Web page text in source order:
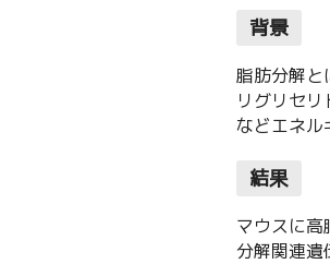
背景
脂肪分解と
リグリセ
などエネル
結果
マウスに
分解関連遺